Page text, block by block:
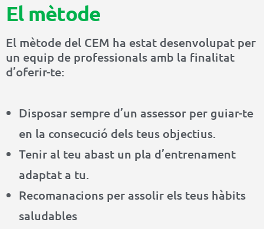
El mètode
El mètode del CEM ha estat desenvolupat per
un equip de professionals amb la finalitat
d’oferir-te:
Disposar sempre d’un assessor per guiar-te
en la consecució dels teus objectius.
Tenir al teu abast un pla d’entrenament
adaptat a tu.
Recomanacions per assolir els teus hàbits
saludables